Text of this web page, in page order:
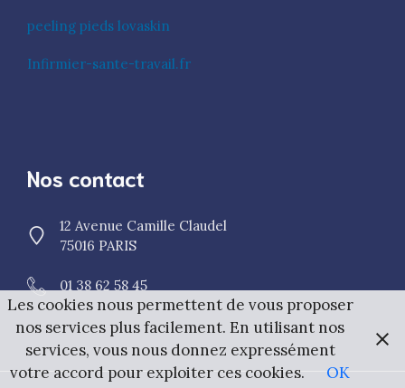
peeling pieds lovaskin
Infirmier-sante-travail.fr
Nos contact
12 Avenue Camille Claudel
75016 PARIS
01 38 62 58 45
Les cookies nous permettent de vous proposer
nos services plus facilement. En utilisant nos
services, vous nous donnez expressément
votre accord pour exploiter ces cookies.
OK